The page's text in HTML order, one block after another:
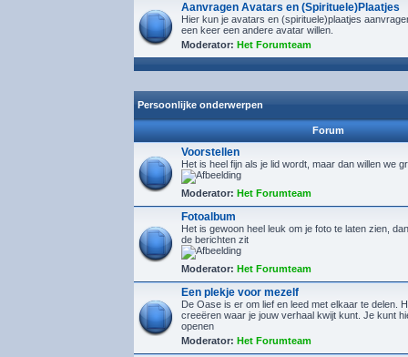
Aanvragen Avatars en (Spirituele)Plaatjes
Hier kun je avatars en (spirituele)plaatjes
een keer een andere avatar willen.
Moderator: Het Forumteam
Persoonlijke onderwerpen
Forum
Voorstellen
Het is heel fijn als je lid wordt, maar dan willen we
Moderator: Het Forumteam
Fotoalbum
Het is gewoon heel leuk om je foto te laten zien,
de berichten zit
Moderator: Het Forumteam
Een plekje voor mezelf
De Oase is er om lief en leed met elkaar te delen.
creeëren waar je jouw verhaal kwijt kunt. Je kunt
openen
Moderator: Het Forumteam